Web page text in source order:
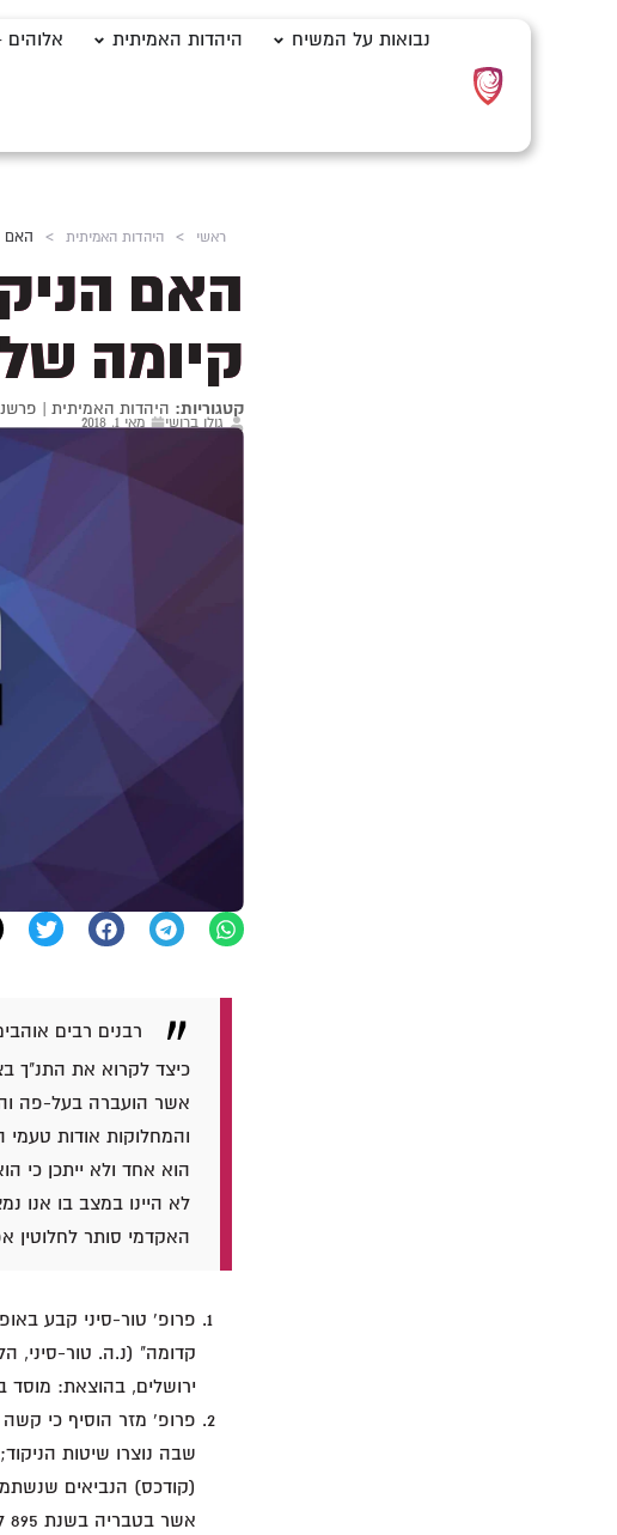
נבואות על המשיח היהדות האמיתית אלוהים
ראשי > היהדות האמיתית > האם
האם
קיומה
קטגוריות: היהדות האמיתית |
גולן ברושי מאי 1, 2018
רבנים רבים
כיצד לקרוא את התנ"ך
אשר הועברה בעל-פה
והמחלוקות אודות טעמי
הוא אחד ולא ייתכן כי
לא היינו במצב בו אנו
האקדמי סותר לחלוטין
פרופ' טור-סיני קבע
קדומה" (נ.ה. טור-סיני,
ירושלים, בהוצאת: מוסד ביאליק,
פרופ' מזר הוסיף כי קשה
שבה נוצרו שיטות
(קודכס) הנביאים